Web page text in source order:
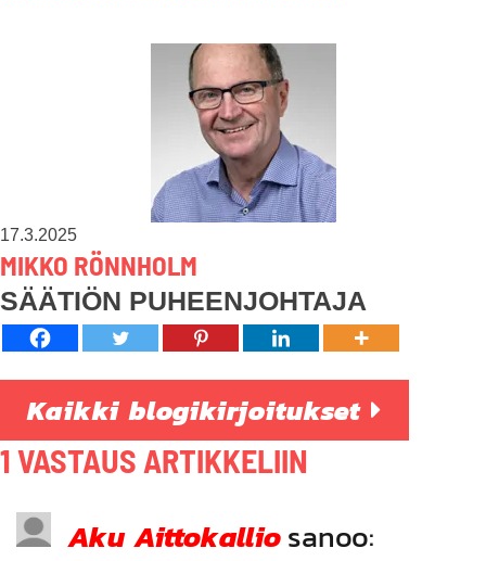
17.3.2025
MIKKO RÖNNHOLM
SÄÄTIÖN PUHEENJOHTAJA
Kaikki blogikirjoitukset
1 VASTAUS ARTIKKELIIN
Aku Aittokalliosanoo: